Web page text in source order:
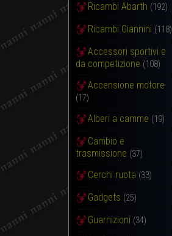
Ricambi Abarth (192)
Ricambi Giannini (118)
Accessori sportivi e
da competizione (108)
Accensione motore
(17)
Alberi a camme (19)
Cambio e
trasmissione (37)
Cerchi ruota (33)
Gadgets (25)
Guarnizioni (34)